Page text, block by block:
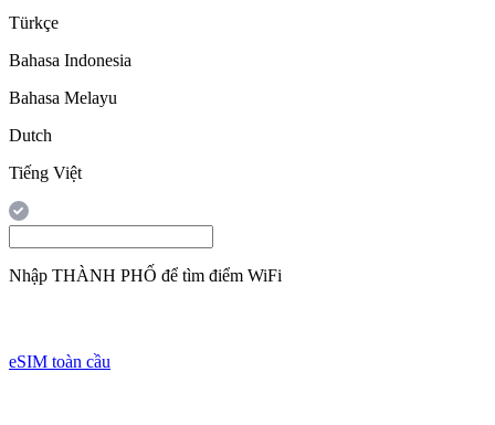
Türkçe
Bahasa Indonesia
Bahasa Melayu
Dutch
Tiếng Việt
Nhập THÀNH PHỐ để tìm điểm WiFi
eSIM toàn cầu